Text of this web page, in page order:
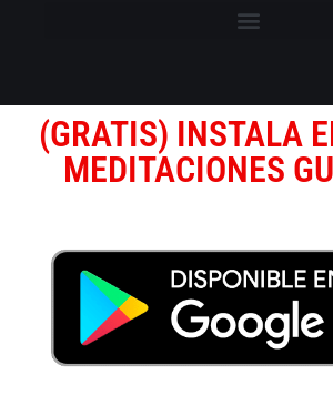
(GRATIS) INSTALA
MEDITACIONES